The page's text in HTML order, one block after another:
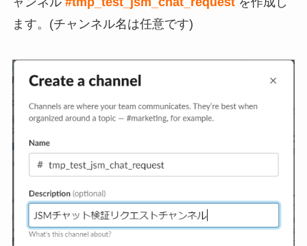
ます。(チャンネル名は任意です)